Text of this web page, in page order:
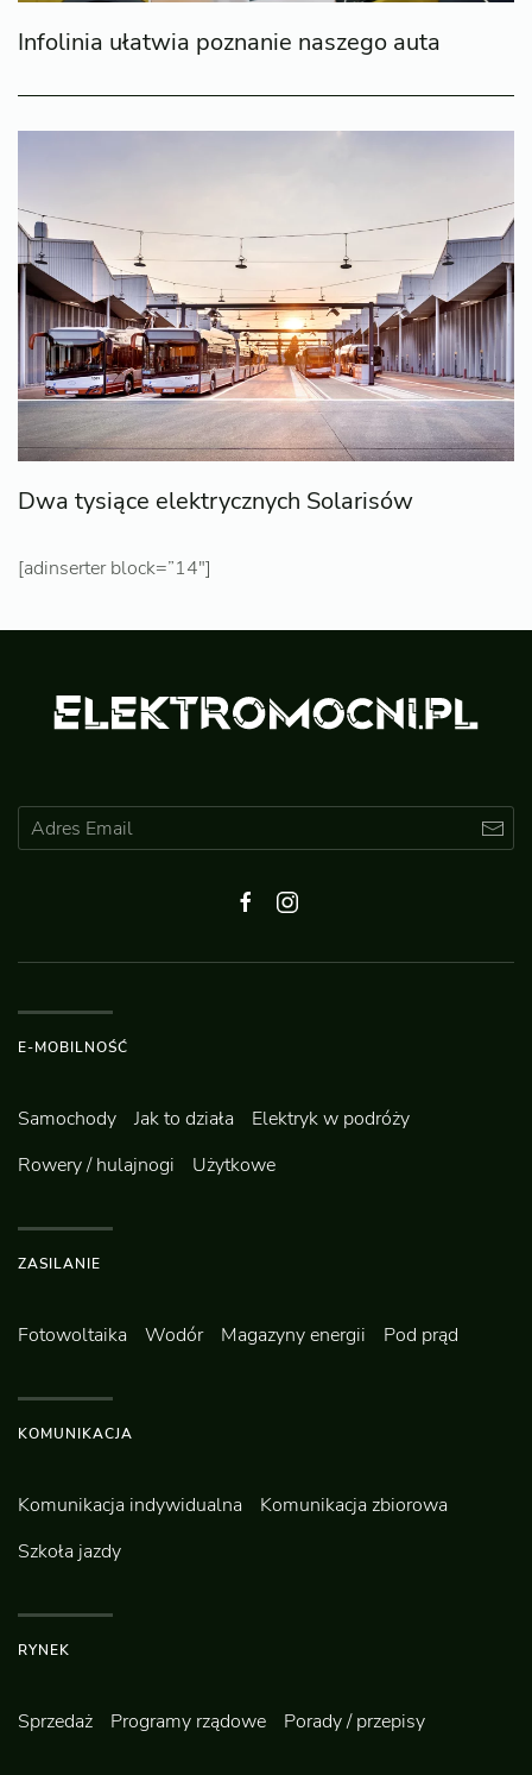
Infolinia ułatwia poznanie naszego auta
Dwa tysiące elektrycznych Solarisów
[adinserter block=”14″]
E-MOBILNOŚĆ
Samochody Jak to działa
Elektryk w podróży
Rowery / hulajnogi
Użytkowe
ZASILANIE
Fotowoltaika Wodór Magazyny energii Pod prąd
KOMUNIKACJA
Komunikacja indywidualna
Komunikacja zbiorowa
Szkoła jazdy
RYNEK
Sprzedaż Programy rządowe Porady / przepisy